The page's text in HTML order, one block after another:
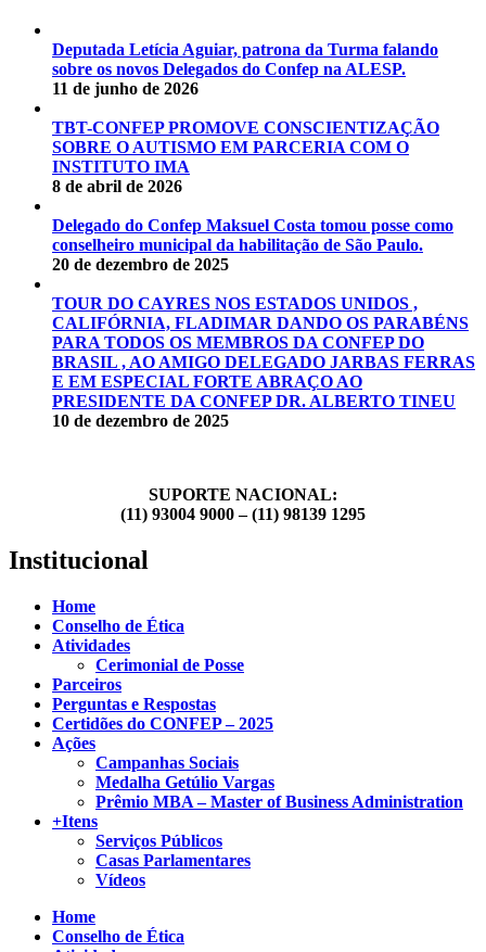
Deputada Letícia Aguiar, patrona da Turma falando
sobre os novos Delegados do Confep na ALESP.
11 de junho de 2026
TBT-CONFEP PROMOVE CONSCIENTIZAÇÃO
SOBRE O AUTISMO EM PARCERIA COM O
INSTITUTO IMA
8 de abril de 2026
Delegado do Confep Maksuel Costa tomou posse como
conselheiro municipal da habilitação de São Paulo.
20 de dezembro de 2025
TOUR DO CAYRES NOS ESTADOS UNIDOS ,
CALIFÓRNIA, FLADIMAR DANDO OS PARABÉNS
PARA TODOS OS MEMBROS DA CONFEP DO
BRASIL , AO AMIGO DELEGADO JARBAS FERRAS
E EM ESPECIAL FORTE ABRAÇO AO
PRESIDENTE DA CONFEP DR. ALBERTO TINEU
10 de dezembro de 2025
SUPORTE NACIONAL:
(11) 93004 9000 – (11) 98139 1295
Institucional
Home
Conselho de Ética
Atividades
Cerimonial de Posse
Parceiros
Perguntas e Respostas
Certidões do CONFEP – 2025
Ações
Campanhas Sociais
Medalha Getúlio Vargas
Prêmio MBA – Master of Business Administration
+Itens
Serviços Públicos
Casas Parlamentares
Vídeos
Home
Conselho de Ética